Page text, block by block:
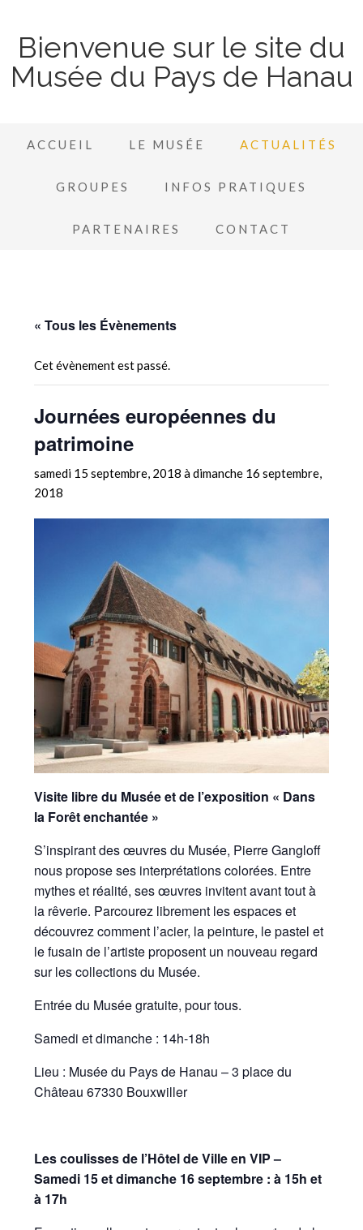
Bienvenue sur le site du
Musée du Pays de Hanau
ACCUEIL LE MUSÉE ACTUALITÉS
GROUPES INFOS PRATIQUES
PARTENAIRES CONTACT
« Tous les Évènements
Cet évènement est passé.
Journées européennes du
patrimoine
samedi 15 septembre, 2018 àdimanche 16 septembre,
2018
Visite libre du Musée et de l’exposition « Dans
la Forêt enchantée »
S’inspirant des œuvres du Musée, Pierre Gangloff
nous propose ses interprétations colorées. Entre
mythes et réalité, ses œuvres invitent avant tout à
la rêverie. Parcourez librement les espaces et
découvrez comment l’acier, la peinture, le pastel et
le fusain de l’artiste proposent un nouveau regard
sur les collections du Musée.
Entrée du Musée gratuite, pour tous.
Samedi et dimanche : 14h-18h
Lieu : Musée du Pays de Hanau – 3 place du
Château 67330 Bouxwiller
Les coulisses de l’Hôtel de Ville en VIP –
Samedi 15 et dimanche 16 septembre : à 15h et
à 17h